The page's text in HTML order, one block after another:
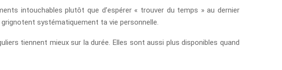
intouchables plutôt que d’espérer « trouver du temps » au dernier
systématiquement ta vie personnelle.
tiennent mieux sur la durée. Elles sont aussi plus disponibles quand